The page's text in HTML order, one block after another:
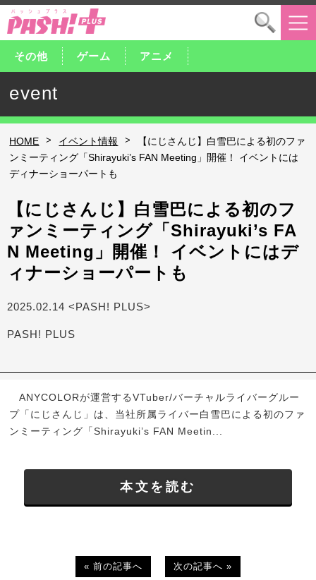
その他 ゲーム アニメ
event
HOME > イベント情報 >
【にじさんじ】白雪巴による初のファ
ンミーティング「Shirayuki’s FAN Meeting」開催！ イベントには
ディナーショーパートも
【にじさんじ】白雪巴による初のフ
ァンミーティング「Shirayuki’s FA
N Meeting」開催！ イベントにはデ
ィナーショーパートも
2025.02.14 <PASH! PLUS>
PASH! PLUS
ANYCOLORが運営するVTuber/バーチャルライバーグルー
プ「にじさんじ」は、当社所属ライバー白雪巴による初のファ
ンミーティング「Shirayuki’s FAN Meetin...
本文を読む
« 前の記事へ 次の記事へ »